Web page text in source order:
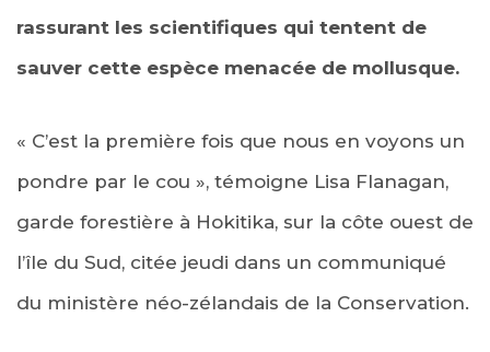
rassurant les scientifiques qui tentent de
sauver cette espèce menacée de mollusque.
« C’est la première fois que nous en voyons un
pondre par le cou », témoigne Lisa Flanagan,
garde forestière à Hokitika, sur la côte ouest de
l’île du Sud, citée jeudi dans un communiqué
du ministère néo-zélandais de la Conservation.